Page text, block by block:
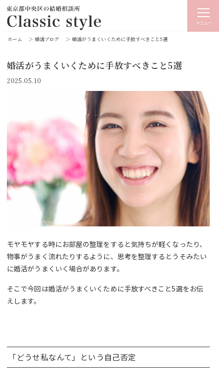
メニュー
ホーム ＞ 婚活ブログ ＞ 婚活がうまくいくために手放すべきこと5選
婚活がうまくいくために手放すべきこと5選
2025.05.10
モヤモヤする時にお部屋の整理をすると気持ちが軽くなったり、
物事がうまく流れたりするように、思考を整理するとうそみたい
に婚活がうまくいく場合があります。
そこで今回は婚活がうまくいくために手放すべきこと5選をお伝
えします。
「どうせ私なんて」という自己否定